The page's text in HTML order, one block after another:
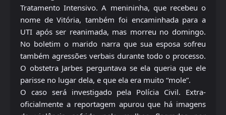
Tratamento Intensivo. A menininha, que recebeu o
nome de Vitória, também foi encaminhada para a
UTI após ser reanimada, mas morreu no domingo.
No boletim o marido narra que sua esposa sofreu
também agressões verbais durante todo o processo.
O obstetra Jarbes perguntava se ela queria que ele
parisse no lugar dela, e que ela era muito “mole”.
O caso será investigado pela Polícia Civil. Extra-
oficialmente a reportagem apurou que há imagens